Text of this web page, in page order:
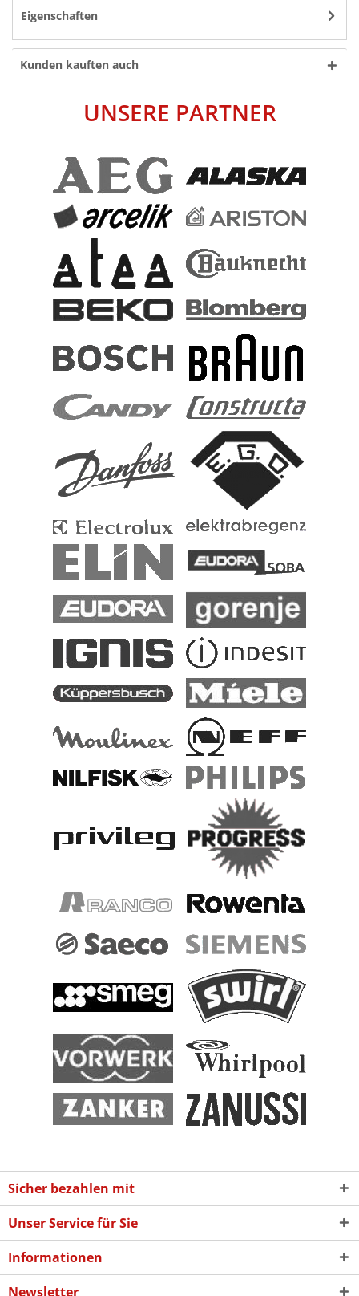
Eigenschaften
Kunden kauften auch
UNSERE PARTNER
Sicher bezahlen mit
Unser Service für Sie
Informationen
Newsletter